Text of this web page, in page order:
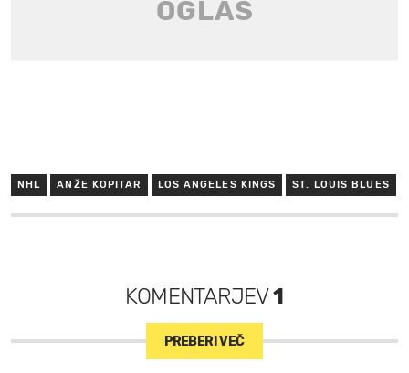
NHL ANŽE KOPITAR LOS ANGELES KINGS ST. LOUIS BLUES
KOMENTARJEV1
PREBERI VEČ